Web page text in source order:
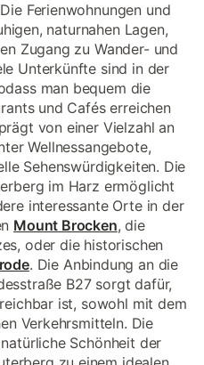
Ferienwohnungen und
naturnahen Lagen,
Zugang zu Wander- und
Unterkünfte sind in der
man bequem die
und Cafés erreichen
von einer Vielzahl an
Wellnessangebote,
Sehenswürdigkeiten. Die
im Harz ermöglicht
interessante Orte in der
Mount Brocken, die
oder die historischen
. Die Anbindung an die
B27 sorgt dafür,
ist, sowohl mit dem
Verkehrsmitteln. Die
Schönheit der